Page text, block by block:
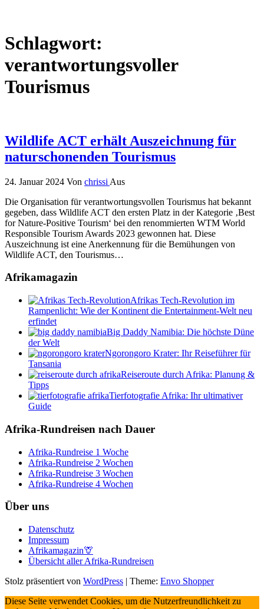
Schlagwort:
verantwortungsvoller
Tourismus
Wildlife ACT erhält Auszeichnung für
naturschonenden Tourismus
24. Januar 2024 Von chrissi Aus
Die Organisation für verantwortungsvollen Tourismus hat bekannt
gegeben, dass Wildlife ACT den ersten Platz in der Kategorie ‚Best
for Nature-Positive Tourism‘ bei den renommierten WTM World
Responsible Tourism Awards 2023 gewonnen hat. Diese
Auszeichnung ist eine Anerkennung für die Bemühungen von
Wildlife ACT, den Tourismus…
Afrikamagazin
Afrikas Tech-Revolution im
Rampenlicht: Wie der Kontinent die Entertainment-Welt neu
erfindet
Big Daddy Namibia: Die höchste Düne
der Welt
Ngorongoro Krater: Ihr Reiseführer für
Tansania
Reiseroute durch Afrika: Planung &
Tipps
Tierfotografie Afrika: Ihr ultimativer
Guide
Afrika-Rundreisen nach Dauer
Afrika-Rundreise 1 Woche
Afrika-Rundreise 2 Wochen
Afrika-Rundreise 3 Wochen
Afrika-Rundreise 4 Wochen
Über uns
Datenschutz
Impressum
Afrikamagazin🦒
Übersicht aller Afrika-Rundreisen
Stolz präsentiert von WordPress | Theme: Envo Shopper
Diese Seite verwendet Cookies, um die Nutzerfreundlichkeit zu